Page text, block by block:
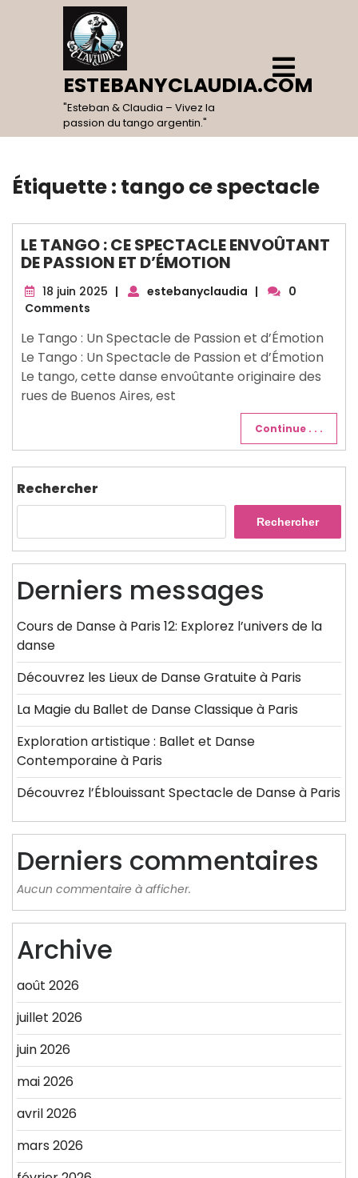
ESTEBANYCLAUDIA.COM
"Esteban & Claudia – Vivez la
passion du tango argentin."
Open
Menu
Étiquette : tango ce spectacle
LE TANGO : CE SPECTACLE ENVOÛTANT
DE PASSION ET D’ÉMOTION
18 juin 2025 18| estebanyclaudia |
0
Comments
Le Tango : Un Spectacle de Passion et d’Émotion
Le Tango : Un Spectacle de Passion et d’Émotion
Le tango, cette danse envoûtante originaire des
rues de Buenos Aires, est
Continue . . .
Rechercher
Rechercher
Derniers messages
Cours de Danse à Paris 12: Explorez l’univers de la
danse
Découvrez les Lieux de Danse Gratuite à Paris
La Magie du Ballet de Danse Classique à Paris
Exploration artistique : Ballet et Danse
Contemporaine à Paris
Découvrez l’Éblouissant Spectacle de Danse à Paris
Derniers commentaires
Aucun commentaire à afficher.
Archive
août 2026
juillet 2026
juin 2026
mai 2026
avril 2026
mars 2026